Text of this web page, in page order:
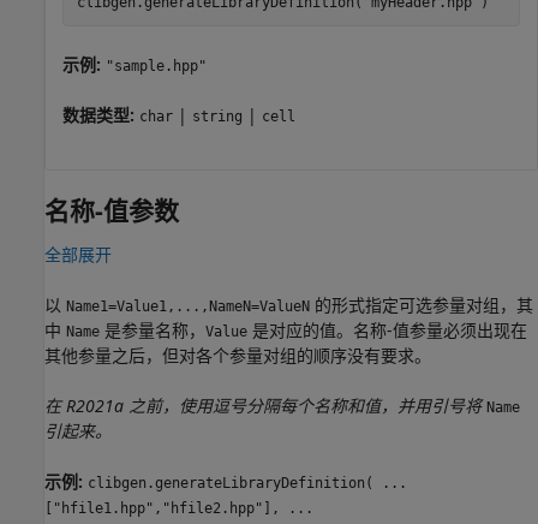
示例: "sample.hpp"
数据类型: char | string | cell
名称-值参数
全部展开
以 Name1=Value1,...,NameN=ValueN 的形式指定可选参量对组，其
中 Name 是参量名称， Value 是对应的值。名称-值参量必须出现在
其他参量之后，但对各个参量对组的顺序没有要求。
在 R2021a 之前，使用逗号分隔每个名称和值，并用引号将 Name
引起来。
示例: clibgen.generateLibraryDefinition( ...
["hfile1.hpp","hfile2.hpp"], ...